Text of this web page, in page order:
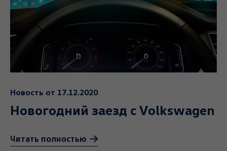
Новость от 17.12.2020
Новогодний заезд c Volkswagen
Читать полностью